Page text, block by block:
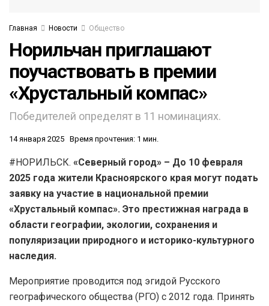
Главная Новости Общество
Норильчан приглашают
поучаствовать в премии
«Хрустальный компас»
Победителей определят в 11 номинациях.
14 января 2025 Время прочтения: 1 мин.
#НОРИЛЬСК. «Северный город» – До 10 февраля
2025 года жители Красноярского края могут подать
заявку на участие в национальной премии
«Хрустальный компас». Это престижная награда в
области географии, экологии, сохранения и
популяризации природного и историко-культурного
наследия.
Мероприятие проводится под эгидой Русского
географического общества (РГО) с 2012 года. Принять